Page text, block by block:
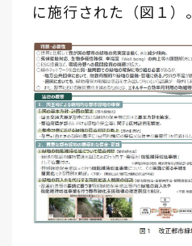
に施行された（図１）。